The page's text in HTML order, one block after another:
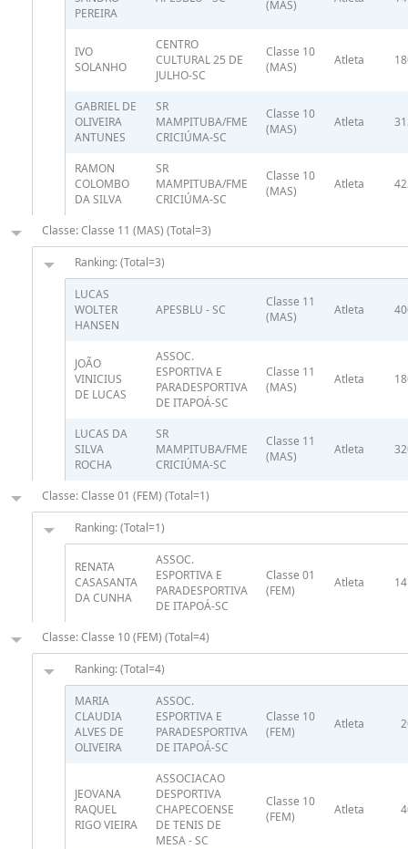
PEREIRA
(MAS)
IVO
SOLANHO
CENTRO
CULTURAL 25 DE
JULHO-SC
Classe 10
(MAS)
Atleta
GABRIEL DE
OLIVEIRA
ANTUNES
SR
MAMPITUBA/FME
CRICIÚMA-SC
Classe 10
(MAS)
Atleta
RAMON
COLOMBO
DA SILVA
SR
MAMPITUBA/FME
CRICIÚMA-SC
Classe 10
(MAS)
Atleta
Classe: Classe 11 (MAS) (Total=3)
Ranking: (Total=3)
LUCAS
WOLTER
HANSEN
APESBLU - SC
Classe 11
(MAS)
Atleta
JOÃO
VINICIUS
DE LUCAS
ASSOC.
ESPORTIVA E
PARADESPORTIVA
DE ITAPOÁ-SC
Classe 11
(MAS)
Atleta
LUCAS DA
SILVA
ROCHA
SR
MAMPITUBA/FME
CRICIÚMA-SC
Classe 11
(MAS)
Atleta
Classe: Classe 01 (FEM) (Total=1)
Ranking: (Total=1)
RENATA
CASASANTA
DA CUNHA
ASSOC.
ESPORTIVA E
PARADESPORTIVA
DE ITAPOÁ-SC
Classe 01
(FEM)
Atleta
Classe: Classe 10 (FEM) (Total=4)
Ranking: (Total=4)
MARIA
CLAUDIA
ALVES DE
OLIVEIRA
ASSOC.
ESPORTIVA E
PARADESPORTIVA
DE ITAPOÁ-SC
Classe 10
(FEM)
Atleta
JEOVANA
RAQUEL
RIGO VIEIRA
ASSOCIACAO
DESPORTIVA
CHAPECOENSE
DE TENIS DE
MESA - SC
Classe 10
(FEM)
Atleta